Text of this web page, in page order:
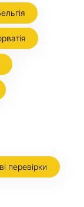
перевірки